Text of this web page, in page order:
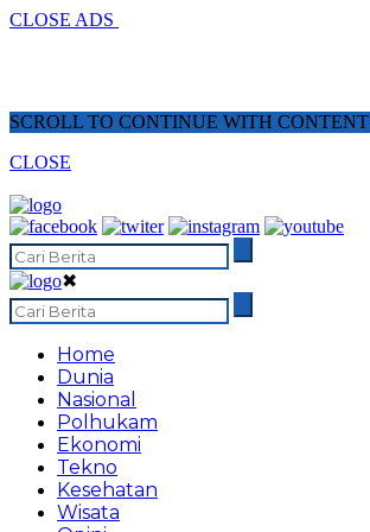
CLOSE ADS
SCROLL TO CONTINUE WITH CONTENT
CLOSE
✖
Home
Dunia
Nasional
Polhukam
Ekonomi
Tekno
Kesehatan
Wisata